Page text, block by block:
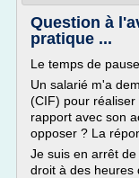
Question à
pratique ...
Le temps de
Un salarié m'a
(CIF) pour
rapport avec son
opposer ? La
Je suis en arrêt
droit à des heures